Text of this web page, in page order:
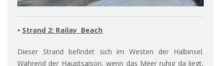
• Strand 2: Railay Beach
Dieser Strand befindet sich im Westen der Halbinsel.
Während der Hauptsaison, wenn das Meer ruhig da liegt,